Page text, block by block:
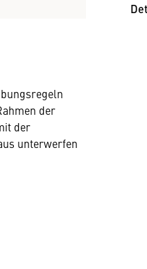
der
der
unterwerfen